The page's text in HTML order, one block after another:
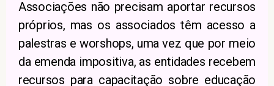
Associações não precisam aportar recursos
próprios, mas os associados têm acesso a
palestras e worshops, uma vez que por meio
da emenda impositiva, as entidades recebem
recursos para capacitação sobre educação